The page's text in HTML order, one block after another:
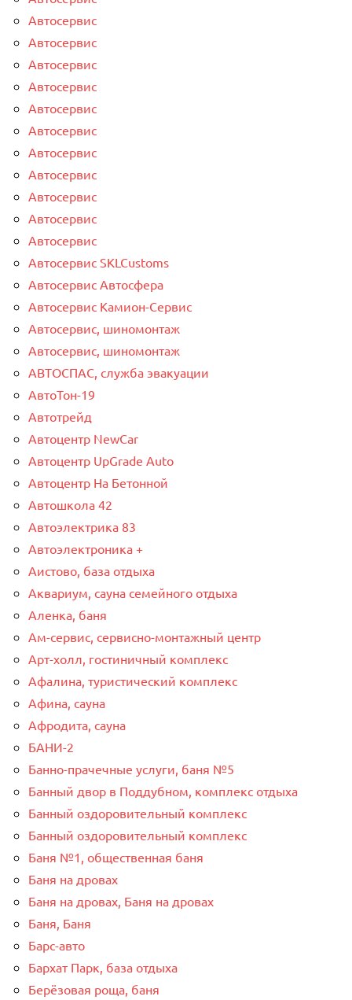
Автосервис
Автосервис
Автосервис
Автосервис
Автосервис
Автосервис
Автосервис
Автосервис
Автосервис
Автосервис
Автосервис
Автосервис SKLCustoms
Автосервис Автосфера
Автосервис Камион-Сервис
Автосервис, шиномонтаж
Автосервис, шиномонтаж
АВТОСПАС, служба эвакуации
АвтоТон-19
Автотрейд
Автоцентр NewCar
Автоцентр UpGrade Auto
Автоцентр На Бетонной
Автошкола 42
Автоэлектрика 83
Автоэлектроника +
Аистово, база отдыха
Аквариум, сауна семейного отдыха
Аленка, баня
Ам-сервис, сервисно-монтажный центр
Арт-холл, гостиничный комплекс
Афалина, туристический комплекс
Афина, сауна
Афродита, сауна
БАНИ-2
Банно-прачечные услуги, баня №5
Банный двор в Поддубном, комплекс отдыха
Банный оздоровительный комплекс
Банный оздоровительный комплекс
Баня №1, общественная баня
Баня на дровах
Баня на дровах, Баня на дровах
Баня, Баня
Барс-авто
Бархат Парк, база отдыха
Берёзовая роща, баня